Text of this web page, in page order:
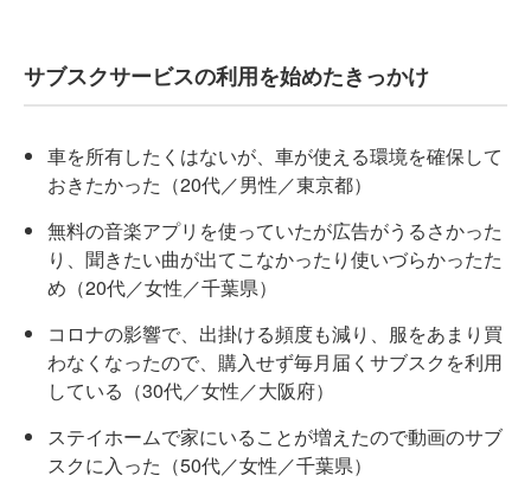
サブスクサービスの利用を始めたきっかけ
車を所有したくはないが、車が使える環境を確保して
おきたかった（20代／男性／東京都）
無料の音楽アプリを使っていたが広告がうるさかった
り、聞きたい曲が出てこなかったり使いづらかったた
め（20代／女性／千葉県）
コロナの影響で、出掛ける頻度も減り、服をあまり買
わなくなったので、購入せず毎月届くサブスクを利用
している（30代／女性／大阪府）
ステイホームで家にいることが増えたので動画のサブ
スクに入った（50代／女性／千葉県）